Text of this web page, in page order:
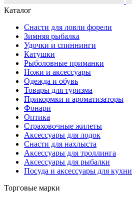
Каталог
Снасти для ловли форели
Зимняя рыбалка
Удочки и спиннинги
Катушки
Рыболовные приманки
Ножи и аксессуары
Одежда и обувь
Товары для туризма
Прикормки и ароматизаторы
Фонари
Оптика
Страховочные жилеты
Аксессуары для лодок
Снасти для нахлыста
Аксессуары для троллинга
Аксессуары для рыбалки
Посуда и аксессуары для кухни
Торговые марки